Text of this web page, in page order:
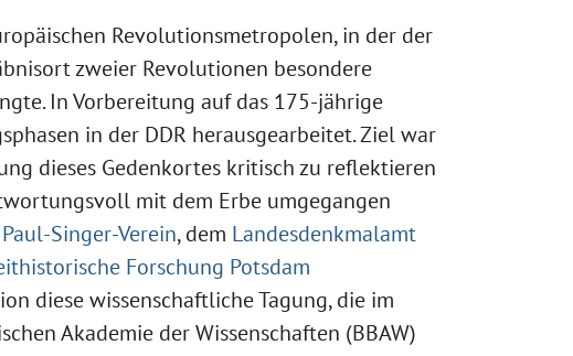
Revolutionsmetropolen, in der der
zweier Revolutionen besondere
In Vorbereitung auf das 175-jährige
in der DDR herausgearbeitet. Ziel war
dieses Gedenkortes kritisch zu reflektieren
mit dem Erbe umgegangen
Paul-Singer-Verein, dem Landesdenkmalamt
Forschung Potsdam
diese wissenschaftliche Tagung, die im
Akademie der Wissenschaften (BBAW)